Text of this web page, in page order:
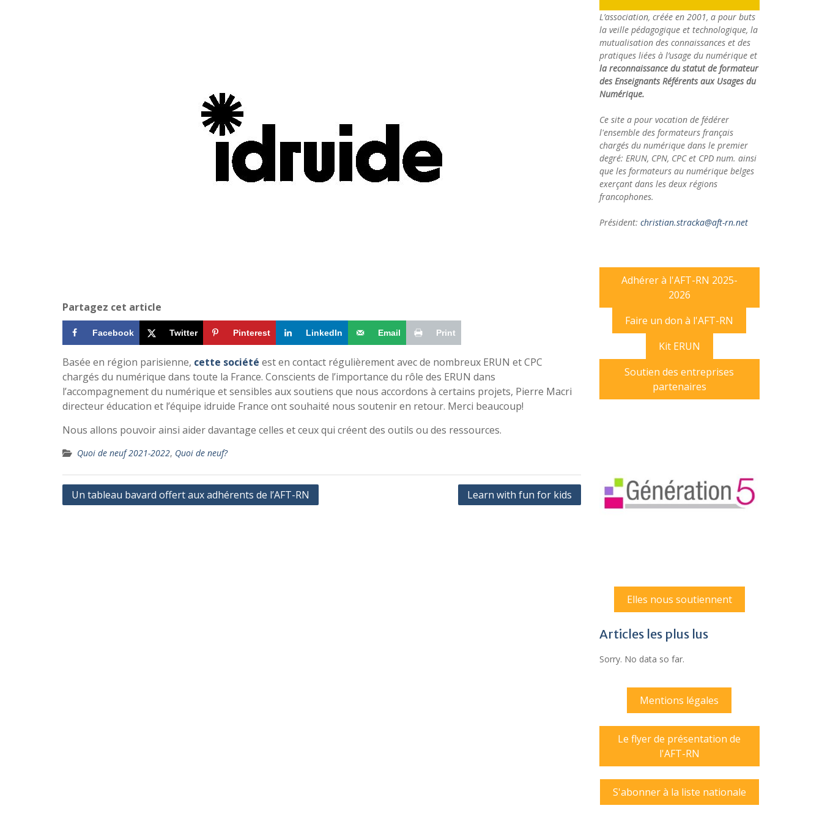
Partagez cet article
Facebook Twitter Pinterest LinkedIn Email Print
Basée en région parisienne, cette société est en contact régulièrement avec de nombreux ERUN et CPC
chargés du numérique dans toute la France. Conscients de l’importance du rôle des ERUN dans
l’accompagnement du numérique et sensibles aux soutiens que nous accordons à certains projets, Pierre Macri
directeur éducation et l’équipe idruide France ont souhaité nous soutenir en retour. Merci beaucoup!
Nous allons pouvoir ainsi aider davantage celles et ceux qui créent des outils ou des ressources.
Quoi de neuf 2021-2022, Quoi de neuf?
Navigation
Un tableau bavard offert aux adhérents de l’AFT-RN Learn with fun for kids
L’association, créée en 2001, a pour buts
la veille pédagogique et technologique, la
mutualisation des connaissances et des
pratiques liées à l’usage du numérique et
la reconnaissance du statut de formateur
des Enseignants Référents aux Usages du
Numérique.
Ce site a pour vocation de fédérer
l'ensemble des formateurs français
chargés du numérique dans le premier
degré: ERUN, CPN, CPC et CPD num. ainsi
que les formateurs au numérique belges
exerçant dans les deux régions
francophones.
Président: christian.stracka@aft-rn.net
Adhérer à l'AFT-RN 2025-
2026
Faire un don à l'AFT-RN
Kit ERUN
Soutien des entreprises
partenaires
Elles nous soutiennent
Articles les plus lus
Sorry. No data so far.
Mentions légales
Le flyer de présentation de
l'AFT-RN
S'abonner à la liste nationale